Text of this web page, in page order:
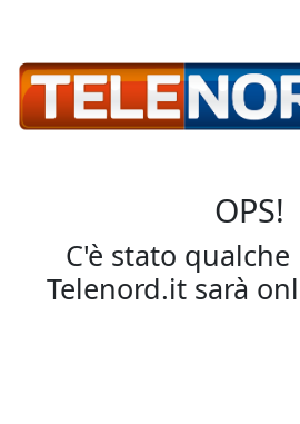
OPS!
C'è stato
Telenord.it sarà